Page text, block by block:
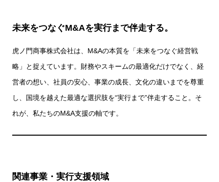
未来をつなぐM&Aを実行まで伴走する。
虎ノ門商事株式会社は、M&Aの本質を「未来をつなぐ経営戦
略」と捉えています。財務やスキームの最適化だけでなく、経
営者の想い、社員の安心、事業の成長、文化の違いまでを尊重
し、国境を越えた最適な選択肢を“実行まで”伴走すること。そ
れが、私たちのM&A支援の軸です。
関連事業・実行支援領域